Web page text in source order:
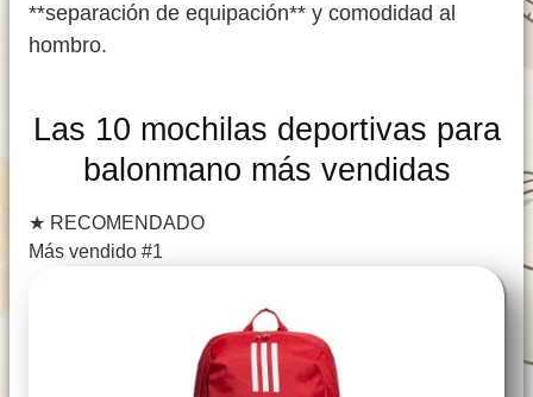
**separación de equipación** y comodidad al
hombro.
Las 10 mochilas deportivas para
balonmano más vendidas
★ RECOMENDADO
Más vendido #1